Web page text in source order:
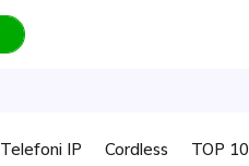
Telefoni IP Cordless TOP 10